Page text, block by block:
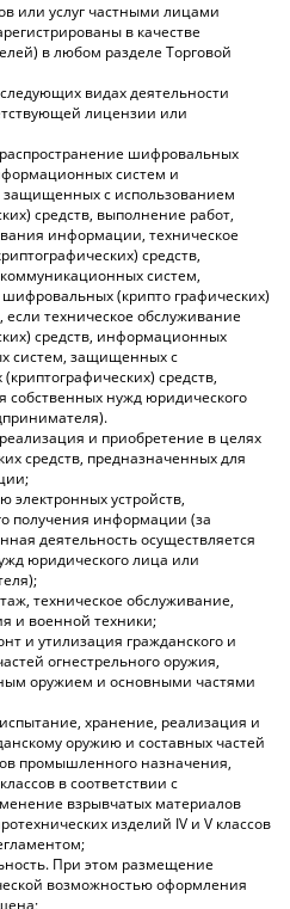
или услуг частными лицами
в качестве
в любом разделе Торговой
видах деятельности
лицензии или
распространение шифровальных
систем и
с использованием
средств, выполнение работ,
информации, техническое
средств,
систем,
(крипто графических)
техническое обслуживание
средств, информационных
систем, защищенных с
средств,
собственных нужд юридического
и приобретение в целях
средств, предназначенных для
электронных устройств,
получения информации (за
деятельность осуществляется
юридического лица или
техническое обслуживание,
и военной техники;
и утилизация гражданского и
огнестрельного оружия,
оружием и основными частями
хранение, реализация и
оружию и составных частей
промышленного назначения,
в соответствии с
взрывчатых материалов
изделий IV и V классов
При этом размещение
возможностью оформления